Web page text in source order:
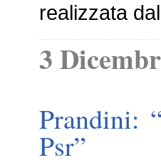
realizzata
3
Prandini:
Psr”